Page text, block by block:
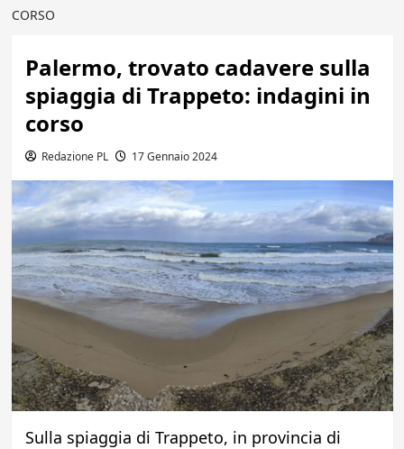
CORSO
Palermo, trovato cadavere sulla
spiaggia di Trappeto: indagini in
corso
Redazione PL 17 Gennaio 2024
Sulla spiaggia di Trappeto, in provincia di